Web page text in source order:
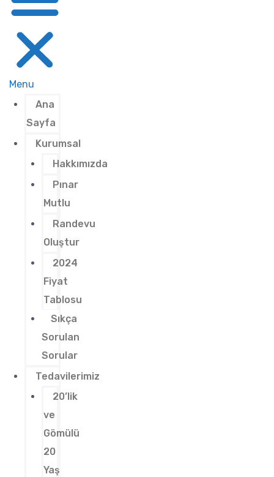
Menu
Ana
Sayfa
Kurumsal
Hakkımızda
Pınar
Mutlu
Randevu
Oluştur
2024
Fiyat
Tablosu
Sıkça
Sorulan
Sorular
Tedavilerimiz
20’lik
ve
Gömülü
20
Yaş